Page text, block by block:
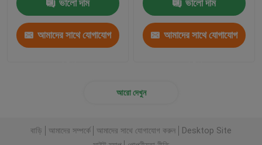
ভালো দাম
আমাদের সাথে যোগাযোগ
ভালো দাম
আমাদের সাথে যোগাযোগ
আরো দেখুন
বাড়ি আমাদের সম্পর্কে আমাদের সাথে যোগাযোগ করুন
Desktop Site